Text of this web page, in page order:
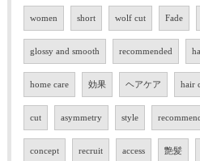
women short wolf cut Fade
glossy and smooth recommended
home care 効果 ヘアケア hair
cut asymmetry style
concept recruit access 艶髪